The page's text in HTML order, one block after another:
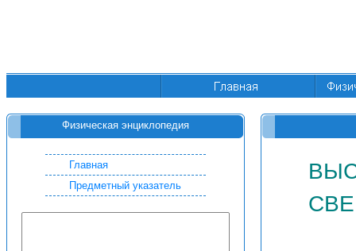
Физическая энциклопедия
Главная
Предметный указатель